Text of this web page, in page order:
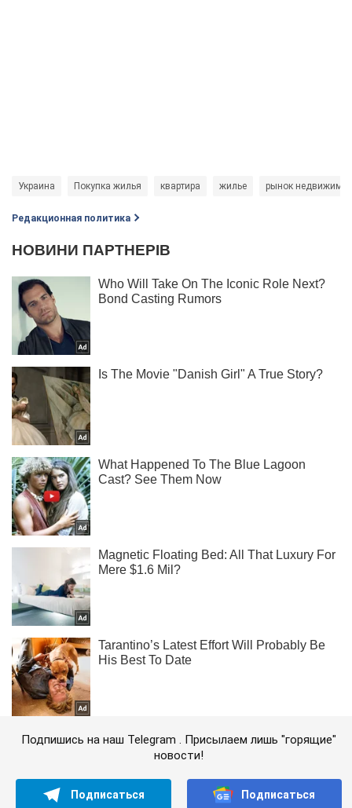
Украина Покупка жилья квартира жилье рынок
Редакционная политика
Подпишись на наш Telegram . Присылаем лишь "горящие"
новости!
Подписаться Подписаться